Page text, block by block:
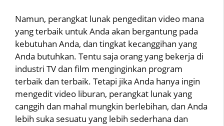
Namun, perangkat lunak pengeditan video mana
yang terbaik untuk Anda akan bergantung pada
kebutuhan Anda, dan tingkat kecanggihan yang
Anda butuhkan. Tentu saja orang yang bekerja di
industri TV dan film menginginkan program
terbaik dan terbaik. Tetapi jika Anda hanya ingin
mengedit video liburan, perangkat lunak yang
canggih dan mahal mungkin berlebihan, dan Anda
lebih suka sesuatu yang lebih sederhana dan